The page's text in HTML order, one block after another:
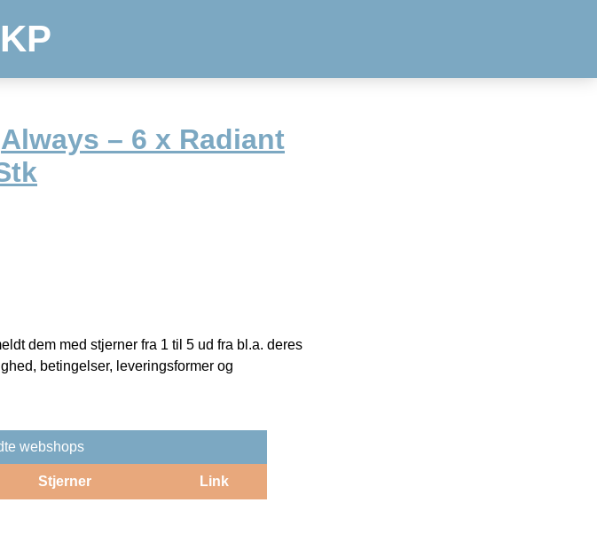
Always – 6 x Radiant
dem med stjerner fra 1 til 5 ud fra bl.a. deres
betingelser, leveringsformer og
webshops
Stjerner Link